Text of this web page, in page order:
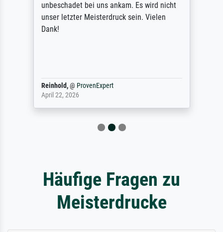
unbeschadet bei uns ankam. Es wird nicht
unser letzter Meisterdruck sein. Vielen
Dank!
Reinhold,@ ProvenExpert
April 22, 2026
Häufige Fragen zu
Meisterdrucke